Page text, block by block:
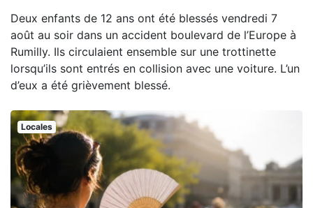
Deux enfants de 12 ans ont été blessés vendredi 7
août au soir dans un accident boulevard de l’Europe à
Rumilly. Ils circulaient ensemble sur une trottinette
lorsqu’ils sont entrés en collision avec une voiture. L’un
d’eux a été grièvement blessé.
Locales